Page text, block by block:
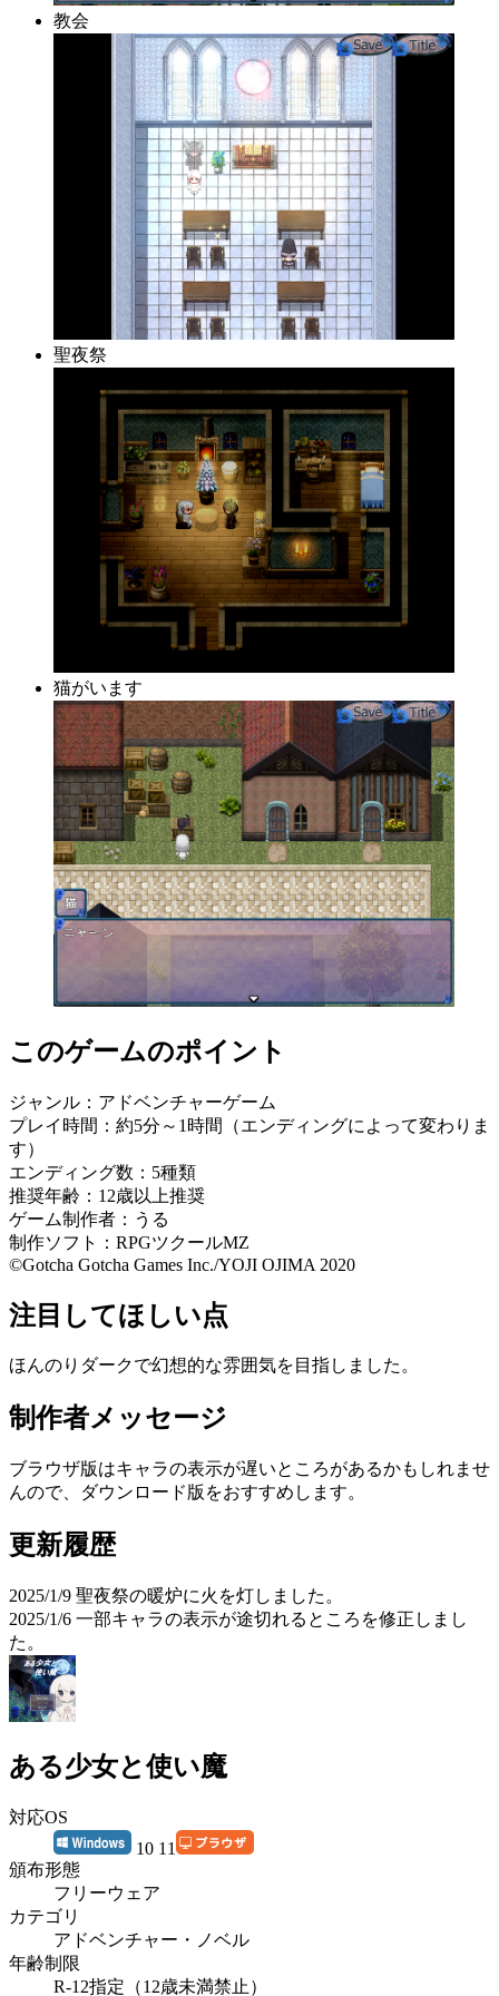
教会
聖夜祭
猫がいます
このゲームのポイント
ジャンル：アドベンチャーゲーム
プレイ時間：約5分～1時間（エンディングによって変わりま
す）
エンディング数：5種類
推奨年齢：12歳以上推奨
ゲーム制作者：うる
制作ソフト：RPGツクールMZ
©Gotcha Gotcha Games Inc./YOJI OJIMA 2020
注目してほしい点
ほんのりダークで幻想的な雰囲気を目指しました。
制作者メッセージ
ブラウザ版はキャラの表示が遅いところがあるかもしれませ
んので、ダウンロード版をおすすめします。
更新履歴
2025/1/9 聖夜祭の暖炉に火を灯しました。
2025/1/6 一部キャラの表示が途切れるところを修正しまし
た。
ある少女と使い魔
対応OS
10 11
頒布形態
フリーウェア
カテゴリ
アドベンチャー・ノベル
年齢制限
R-12指定（12歳未満禁止）